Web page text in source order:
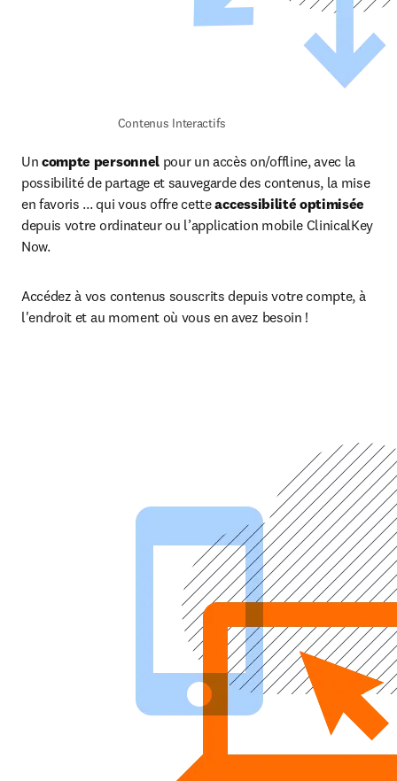
Contenus Interactifs
Un compte personnel pour un accès on/offline, avec la
possibilité de partage et sauvegarde des contenus, la mise
en favoris ... qui vous offre cette accessibilité optimisée
depuis votre ordinateur ou l’application mobile ClinicalKey
Now.
Accédez à vos contenus souscrits depuis votre compte, à
l'endroit et au moment où vous en avez besoin !